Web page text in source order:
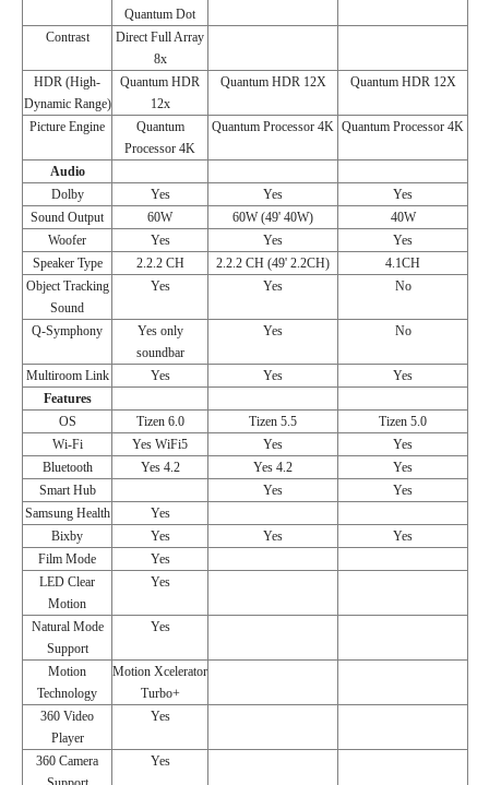
Quantum Dot
Contrast
Direct Full Array
8x
HDR (High-
Dynamic Range)
Quantum HDR
12x
Quantum HDR 12X Quantum HDR 12X
Picture Engine
Quantum
Processor 4K
Quantum Processor 4K Quantum Processor 4K
Audio
Dolby
Yes Yes
Yes
Sound Output
60W 60W (49' 40W)
40W
Woofer
Yes Yes
Yes
Speaker Type
2.2.2 CH 2.2.2 CH (49' 2.2CH)
4.1CH
Object Tracking
Sound
Yes Yes No
Q-Symphony
Yes only
soundbar
Yes No
Multiroom Link Yes Yes
Yes
Features
OS
Tizen 6.0 Tizen 5.5
Tizen 5.0
Wi-Fi
Yes WiFi5 Yes
Yes
Bluetooth
Yes 4.2 Yes 4.2
Yes
Smart Hub
Yes
Yes
Samsung Health
Yes
Bixby
Yes Yes
Yes
Film Mode
Yes
LED Clear
Motion
Yes
Natural Mode
Support
Yes
Motion
Technology
Motion Xcelerator
Turbo+
360 Video
Player
Yes
360 Camera
Yes